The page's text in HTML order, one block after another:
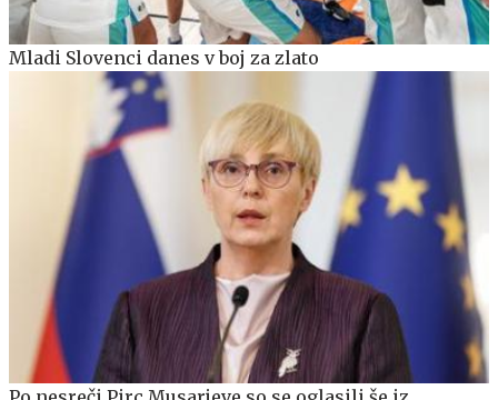
Mladi Slovenci danes v boj za zlato